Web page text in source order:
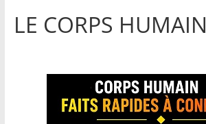
LE CORPS HUMAIN